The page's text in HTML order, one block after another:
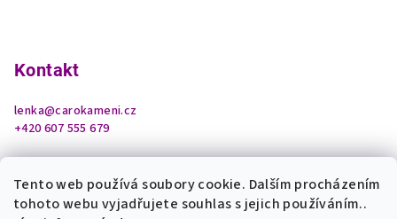
Tento web používá soubory cookie. Dalším procházením
tohoto webu vyjadřujete souhlas s jejich používáním..
Kontakt
lenka@carokameni.cz
+420 607 555 679